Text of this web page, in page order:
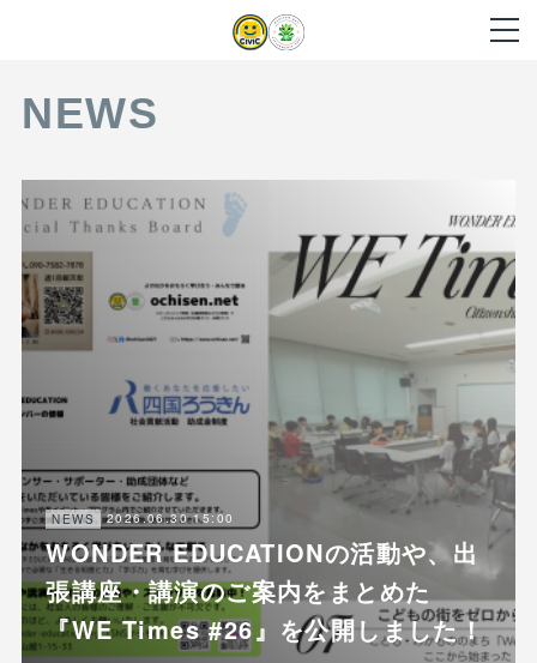
NEWS
NEWS 2026.06.30 15:00
WONDER EDUCATIONの活動や、出
張講座・講演のご案内をまとめた
『WE Times #26』を公開しました！